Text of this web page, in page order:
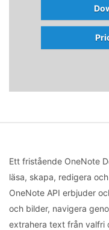
Ett fristående OneNote
läsa, skapa, redigera
OneNote API erbjuder
och bilder, navigera
extrahera text från valfri